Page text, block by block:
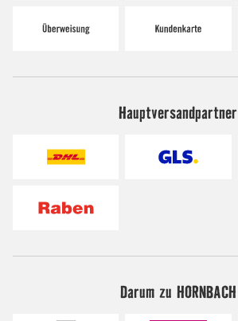
Hauptversandpartner
Darum zu HORNBACH